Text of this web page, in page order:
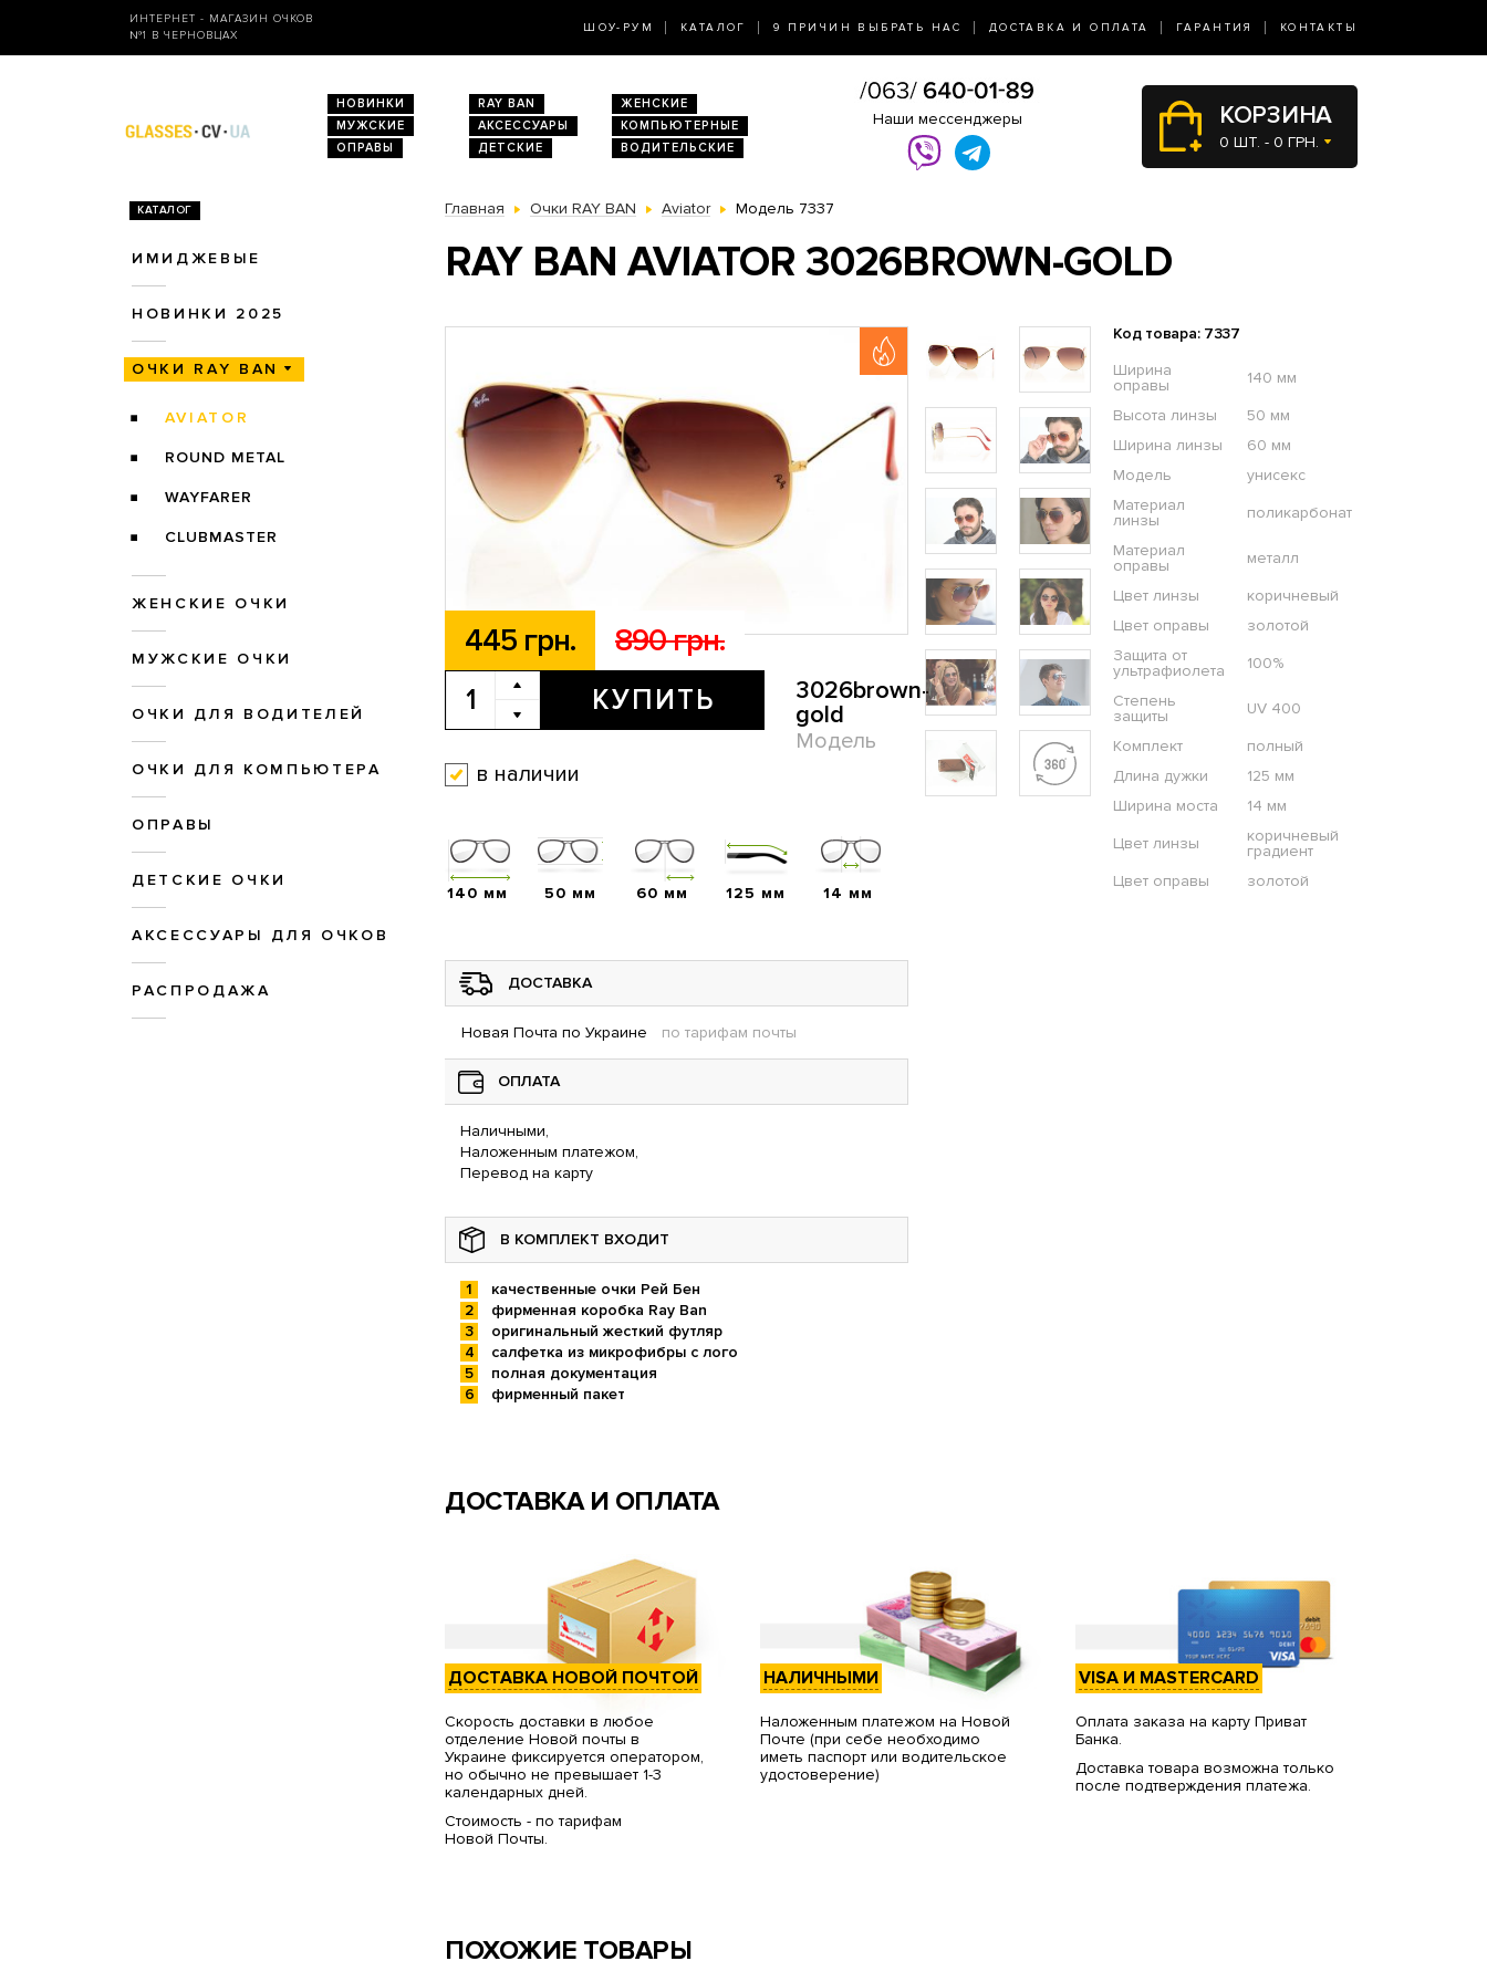
ИНТЕРНЕТ - МАГАЗИН ОЧКОВ
№1 В ЧЕРНОВЦАХ
ШОУ-РУМ КАТАЛОГ 9 ПРИЧИН ВЫБРАТЬ НАС ДОСТАВКА И ОПЛАТА ГАРАНТИЯ КОНТАКТЫ
НОВИНКИ RAY BAN
ЖЕНСКИЕ
МУЖСКИЕ
АКСЕССУАРЫ
КОМПЬЮТЕРНЫЕ
ОПРАВЫ
ДЕТСКИЕ ВОДИТЕЛЬСКИЕ
Наши мессенджеры КОРЗИНА
0 ШТ. - 0 ГРН.
КАТАЛОГ
ИМИДЖЕВЫЕ
НОВИНКИ 2025
ОЧКИ RAY BAN
AVIATOR
ROUND METAL
WAYFARER
CLUBMASTER
ЖЕНСКИЕ ОЧКИ
МУЖСКИЕ ОЧКИ
ОЧКИ ДЛЯ ВОДИТЕЛЕЙ
ОЧКИ ДЛЯ КОМПЬЮТЕРА
ОПРАВЫ
ДЕТСКИЕ ОЧКИ
АКСЕССУАРЫ ДЛЯ ОЧКОВ
РАСПРОДАЖА
Главная Очки RAY BAN Aviator Модель 7337
RAY BAN AVIATOR 3026BROWN-GOLD
445 грн. 890 грн.
КУПИТЬ
3026brown-
gold
Модель
в наличии
Код товара: 7337
Ширина
оправы
140 мм
Высота линзы
50 мм
Ширина линзы
60 мм
Модель
унисекс
Материал
линзы
поликарбонат
Материал
оправы
металл
Цвет линзы
коричневый
Цвет оправы
золотой
Защита от
ультрафиолета
100%
Степень
защиты
UV 400
Комплект
полный
Длина дужки
125 мм
Ширина моста
14 мм
Цвет линзы
коричневый
градиент
Цвет оправы
золотой
140 мм 50 мм 60 мм 125 мм 14 мм
ДОСТАВКА
Новая Почта по Украине по тарифам почты
ОПЛАТА
Наличными,
Наложенным платежом,
Перевод на карту
В КОМПЛЕКТ ВХОДИТ
качественные очки Рей Бен
фирменная коробка Ray Ban
оригинальный жесткий футляр
салфетка из микрофибры с лого
полная документация
фирменный пакет
ДОСТАВКА И ОПЛАТА
ДОСТАВКА НОВОЙ ПОЧТОЙ
Скорость доставки в любое
отделение Новой почты в
Украине фиксируется оператором,
но обычно не превышает 1-3
календарных дней.
Стоимость - по тарифам
Новой Почты.
НАЛИЧНЫМИ
Наложенным платежом на Новой
Почте (при себе необходимо
иметь паспорт или водительское
удостоверение)
VISA И MASTERCARD
Оплата заказа на карту Приват
Банка.
Доставка товара возможна только
после подтверждения платежа.
ПОХОЖИЕ ТОВАРЫ